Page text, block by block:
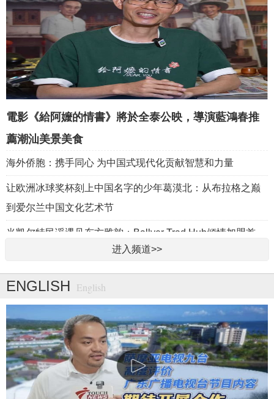
電影《給阿嬤的情書》將於全泰公映，導演藍鴻春推
薦潮汕美景美食
海外侨胞：携手同心 为中国式现代化贡献智慧和力量
让欧洲冰球奖杯刻上中国名字的少年葛漠北：从布拉格之巅
到爱尔兰中国文化艺术节
当凯尔特民谣遇见东方雅韵：Ballyer Trad Hub倾情加盟首
届“爱尔兰-中国文化艺术节”
张伯礼院士寄语中国寻根之旅夏令营营员
舞武融合！中國現象級原創舞劇《詠春》將在韓國安東連演
兩場
进入频道>>
ENGLISH English